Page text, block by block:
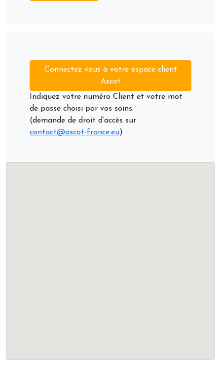
Connectez vous à votre espace client
Ascot
Indiquez votre numéro Client et votre mot
de passe choisi par vos soins.
(demande de droit d’accès sur
contact@ascot-france.eu)